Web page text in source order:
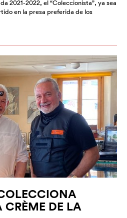
2021-2022, el “Coleccionista”, ya sea
en la presa preferida de los
DE LA